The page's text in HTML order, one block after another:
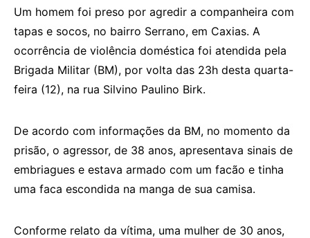
Um homem foi preso por agredir a companheira com
tapas e socos, no bairro Serrano, em Caxias. A
ocorrência de violência doméstica foi atendida pela
Brigada Militar (BM), por volta das 23h desta quarta-
feira (12), na rua Silvino Paulino Birk.
De acordo com informações da BM, no momento da
prisão, o agressor, de 38 anos, apresentava sinais de
embriagues e estava armado com um facão e tinha
uma faca escondida na manga de sua camisa.
Conforme relato da vítima, uma mulher de 30 anos,